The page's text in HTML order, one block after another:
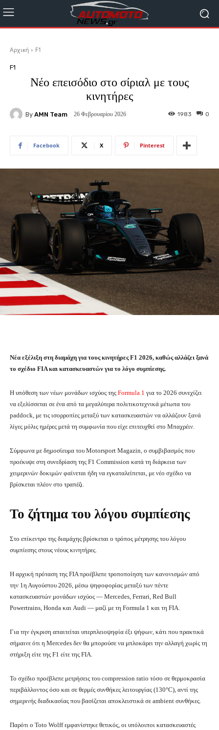
Αρχική F1
F1
Νέο επεισόδιο στο σίριαλ με τους
κινητήρες
By AMN Team 26 Φεβρουαρίου 2026 0
1983
Facebook X Pinterest
Νέα εξέλιξη στη διαμάχη για τους κινητήρες F1 2026, καθώς αλλάζει ξανά
το σχέδιο FIA και κατασκευαστών για το λόγο συμπίεσης.
Η υπόθεση των νέων μονάδων ισχύος της Formula 1 για το 2026 συνεχίζει
να εξελίσσεται σε ένα από τα μεγαλύτερα πολιτικοτεχνικά μέτωπα του
paddock, με τις ισορροπίες μεταξύ των κατασκευαστών να αλλάζουν ξανά
λίγες μόλις ημέρες μετά τη συμφωνία που είχε επιτευχθεί στο Μπαχρέιν.
Σύμφωνα με δημοσίευμα του Motorsport Magazin, ο συμβιβασμός που
προέκυψε στη συνεδρίαση της F1 Commission κατά τη διάρκεια των
χειμερινών δοκιμών φαίνεται ήδη να εγκαταλείπεται, με νέο σχέδιο να
βρίσκεται πλέον στο τραπέζι.
Το ζήτημα του λόγου συμπίεσης
Στο επίκεντρο της διαμάχης βρίσκεται ο τρόπος μέτρησης του λόγου
συμπίεσης στους νέους κινητήρες.
Η αρχική πρόταση της FIA προέβλεπε τροποποίηση των κανονισμών από
την 1η Αυγούστου 2026, μέσω ψηφοφορίας μεταξύ των πέντε
κατασκευαστών μονάδων ισχύος — Mercedes, Ferrari, Red Bull
Powertrains, Honda και Audi — μαζί με τη Formula 1 και τη FIA.
Για την έγκριση απαιτείται υπερπλειοψηφία έξι ψήφων, κάτι που πρακτικά
σήμαινε ότι η Mercedes δεν θα μπορούσε να μπλοκάρει την αλλαγή χωρίς τη
στήριξη είτε της F1 είτε της FIA.
Το σχέδιο προέβλεπε μετρήσεις του compression ratio τόσο σε θερμοκρασία
περιβάλλοντος όσο και σε θερμές συνθήκες λειτουργίας (130°C), αντί της
σημερινής διαδικασίας που βασίζεται αποκλειστικά σε ambient συνθήκες.
Παρότι ο Toto Wolff εμφανίστηκε θετικός, οι υπόλοιποι κατασκευαστές